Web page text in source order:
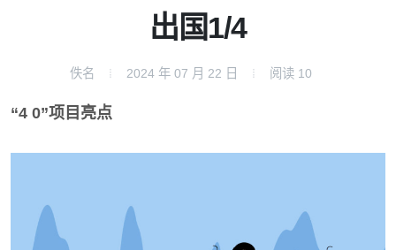
出国1/4
佚名 2024 年 07 月 22 日 阅读 10
“4 0”项目亮点